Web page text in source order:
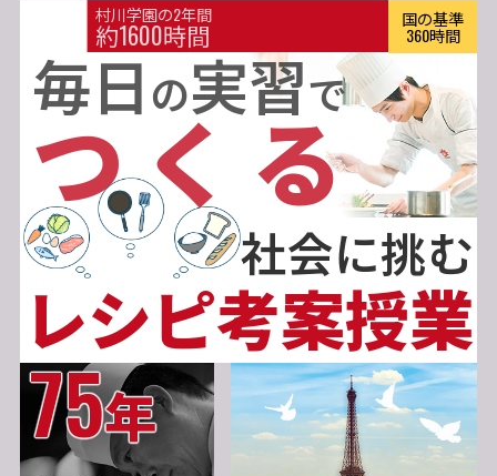
村川学園の2年間
約1600時間 国の基準
360時間
毎日の実習で
つくる
社会に挑む
レシピ考案授業
75年